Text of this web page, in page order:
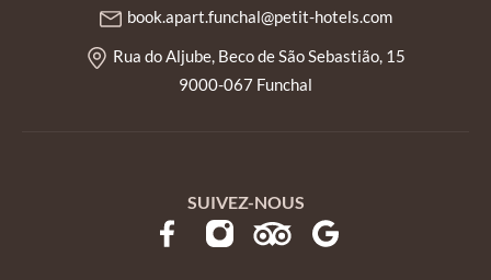
book.apart.funchal@petit-hotels.com
Rua do Aljube, Beco de São Sebastião, 15
9000-067 Funchal
SUIVEZ-NOUS